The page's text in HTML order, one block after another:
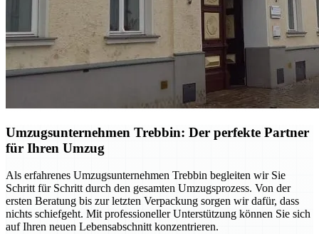
Umzugsunternehmen Trebbin: Der perfekte Partner
für Ihren Umzug
Als erfahrenes Umzugsunternehmen Trebbin begleiten wir Sie
Schritt für Schritt durch den gesamten Umzugsprozess. Von der
ersten Beratung bis zur letzten Verpackung sorgen wir dafür, dass
nichts schiefgeht. Mit professioneller Unterstützung können Sie sich
auf Ihren neuen Lebensabschnitt konzentrieren.